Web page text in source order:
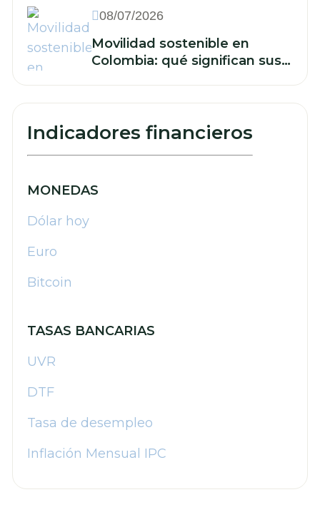
deben hacer
08/07/2026
Movilidad sostenible en
Colombia: qué significan sus
Indicadores financieros
MONEDAS
Dólar hoy
Euro
Bitcoin
TASAS BANCARIAS
UVR
DTF
Tasa de desempleo
Inflación Mensual IPC